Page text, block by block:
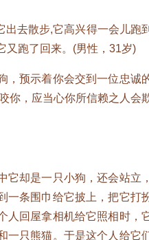
去散步,它高兴得一会儿跑
又跑了回来。(男性，31岁)
预示着你会交到一位忠诚
你，应当心你所信赖之人会
却是一只小狗，还会站立
一条围巾给它披上，把它打
人回屋拿相机给它照相时，
一只熊猫。于是这个人给它